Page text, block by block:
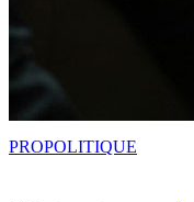
PROPOLITIQUE